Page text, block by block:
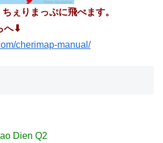
ぇりまっぷに飛べます。
へ⬇︎
cherimap-manual/
Dien Q2